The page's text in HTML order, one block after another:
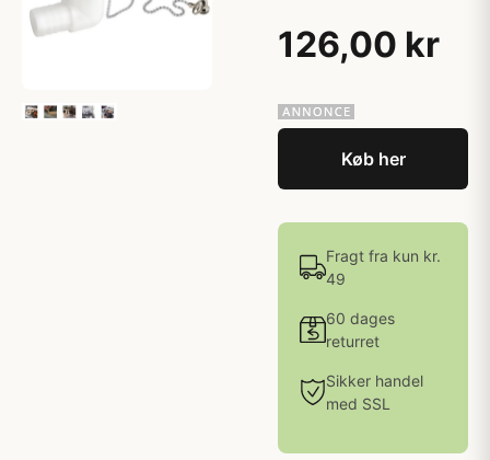
126,00 kr
Køb her
Fragt fra kun kr.
49
60 dages
returret
Sikker handel
med SSL